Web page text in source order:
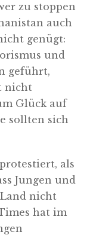
zu stoppen
auch
genügt:
und
geführt,
nicht
Glück auf
sollten sich
als
Jungen und
nicht
hat im